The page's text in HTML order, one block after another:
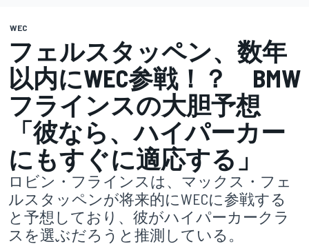
WEC
フェルスタッペン、数年
以内にWEC参戦！？ BMW
フラインスの大胆予想
「彼なら、ハイパーカー
にもすぐに適応する」
ロビン・フラインスは、マックス・フェ
ルスタッペンが将来的にWECに参戦する
と予想しており、彼がハイパーカークラ
スを選ぶだろうと推測している。